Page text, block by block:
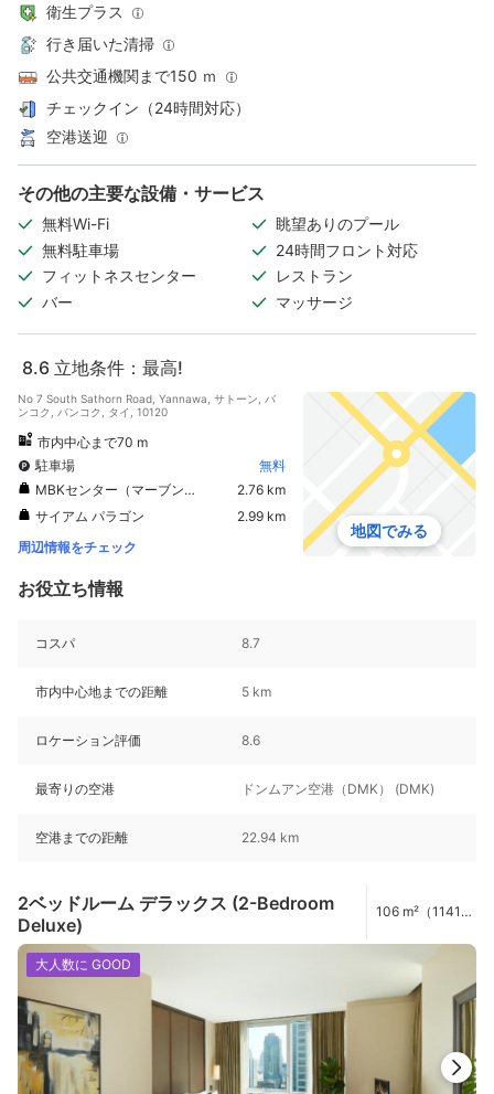
衛生プラス
行き届いた清掃
公共交通機関まで150 ｍ
チェックイン（24時間対応）
空港送迎
その他の主要な設備・サービス
無料Wi-Fi
眺望ありのプール
無料駐車場
24時間フロント対応
フィットネスセンター
レストラン
バー
マッサージ
8.6 立地条件：最高!
No 7 South Sathorn Road, Yannawa, サトーン, バ
ンコク, バンコク, タイ, 10120
市内中心まで70 m
駐車場
無料
MBKセンター（マーブンクロンセンター）
2.76 km
サイアム パラゴン
2.99 km
周辺情報をチェック
地図でみる
お役立ち情報
コスパ 8.7
市内中心地までの距離 5 km
ロケーション評価 8.6
最寄りの空港 ドンムアン空港（DMK） (DMK)
空港までの距離 22.94 km
2ベッドルーム デラックス (2-Bedroom
Deluxe)
106 m²（1141
大人数に GOOD